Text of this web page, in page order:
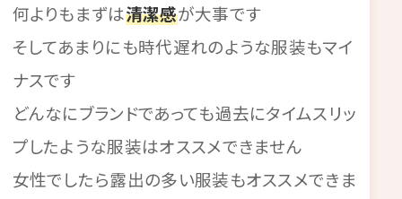
何よりもまずは清潔感が大事です
そしてあまりにも時代遅れのような服装もマイ
ナスです
どんなにブランドであっても過去にタイムスリッ
プしたような服装はオススメできません
女性でしたら露出の多い服装もオススメできま